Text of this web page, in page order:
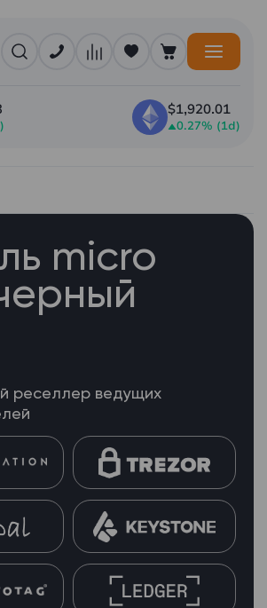
$1,920.01
0.27% (1d)
micro
реселлер ведущих